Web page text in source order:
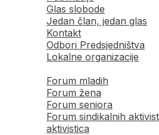
Glas slobode
Jedan član, jedan glas
Kontakt
Odbori Predsjedništva
Lokalne organizacije
Forum mladih
Forum žena
Forum seniora
Forum sindikalnih
aktivistica